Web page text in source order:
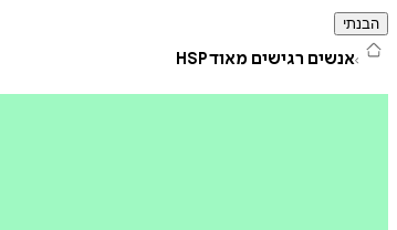
הבנתי
אנשים רגישים מאוד HSP